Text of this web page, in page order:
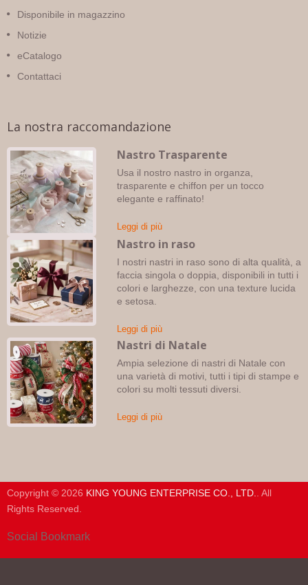
Disponibile in magazzino
Notizie
eCatalogo
Contattaci
La nostra raccomandazione
Nastro Trasparente
Usa il nostro nastro in organza,
trasparente e chiffon per un tocco
elegante e raffinato!
Leggi di più
Nastro in raso
I nostri nastri in raso sono di alta qualità, a
faccia singola o doppia, disponibili in tutti i
colori e larghezze, con una texture lucida
e setosa.
Leggi di più
Nastri di Natale
Ampia selezione di nastri di Natale con
una varietà di motivi, tutti i tipi di stampe e
colori su molti tessuti diversi.
Leggi di più
Copyright © 2026 KING YOUNG ENTERPRISE CO., LTD.
. All
Rights Reserved.
Social Bookmark